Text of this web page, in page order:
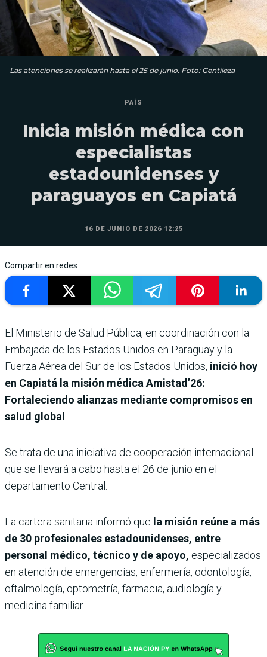
Las atenciones se realizarán hasta el 25 de junio. Foto: Gentileza
PAÍS
Inicia misión médica con
especialistas
estadounidenses y
paraguayos en Capiatá
16 DE JUNIO DE 2026 12:25
Compartir en redes
El Ministerio de Salud Pública, en coordinación con la
Embajada de los Estados Unidos en Paraguay y la
Fuerza Aérea del Sur de los Estados Unidos, inició hoy
en Capiatá la misión médica Amistad’26:
Fortaleciendo alianzas mediante compromisos en
salud global
Se trata de una iniciativa de cooperación internacional
que se llevará a cabo hasta el 26 de junio en el
departamento Central.
La cartera sanitaria informó que la misión reúne a más
de 30 profesionales estadounidenses, entre
personal médico, técnico y de apoyo, especializados
en atención de emergencias, enfermería, odontología,
oftalmología, optometría, farmacia, audiología y
medicina familiar.